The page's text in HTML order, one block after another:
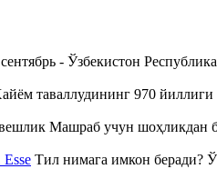
- Ўзбекистон
таваллудининг 970 йиллиги
Машраб учун шоҳликдан
Тил нимага имкон беради?